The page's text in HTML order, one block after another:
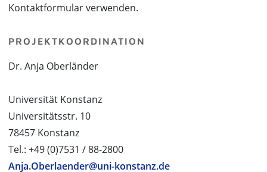
Kontaktformular verwenden.
PROJEKTKOORDINATION
Dr. Anja Oberländer
Universität Konstanz
Universitätsstr. 10
78457 Konstanz
Tel.: +49 (0)7531 / 88-2800
Anja.Oberlaender@uni-konstanz.de